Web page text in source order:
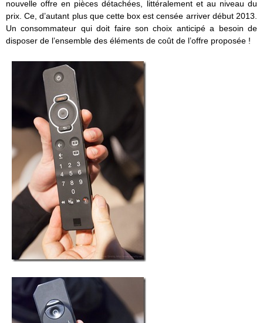
nouvelle offre en pièces détachées, littéralement et au niveau du
prix. Ce, d’autant plus que cette box est censée arriver début 2013.
Un consommateur qui doit faire son choix anticipé a besoin de
disposer de l’ensemble des éléments de coût de l’offre proposée !